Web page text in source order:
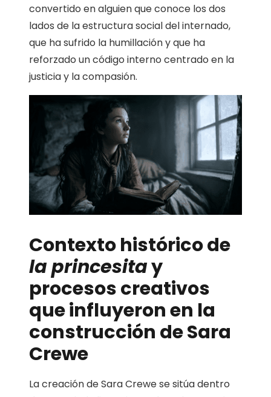
convertido en alguien que conoce los dos
lados de la estructura social del internado,
que ha sufrido la humillación y que ha
reforzado un código interno centrado en la
justicia y la compasión.
Contexto histórico de
la princesitay
procesos creativos
que influyeron en la
construcción de Sara
Crewe
La creación de Sara Crewe se sitúa dentro